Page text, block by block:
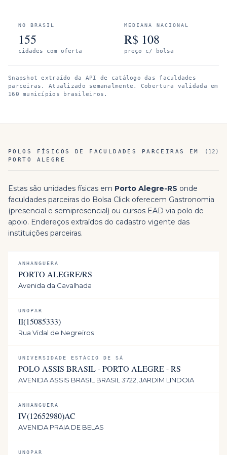
NO BRASIL
155
cidades com oferta
MEDIANA NACIONAL
R$ 108
preço c/ bolsa
Snapshot extraído da API de catálogo das faculdades
parceiras. Atualizado semanalmente. Cobertura validada em
160 municípios brasileiros.
POLOS FÍSICOS DE FACULDADES PARCEIRAS EM
PORTO ALEGRE
( 12 )
Estas são unidades físicas em Porto Alegre-RS onde
faculdades parceiras do Bolsa Click oferecem Gastronomia
(presencial e semipresencial) ou cursos EAD via polo de
apoio. Endereços extraídos do cadastro vigente das
instituições parceiras.
ANHANGUERA
PORTO ALEGRE/RS
Avenida da Cavalhada
UNOPAR
II(15085333)
Rua Vidal de Negreiros
UNIVERSIDADE ESTÁCIO DE SÁ
POLO ASSIS BRASIL - PORTO ALEGRE - RS
AVENIDA ASSIS BRASIL BRASIL 3722, JARDIM LINDOIA
ANHANGUERA
IV(12652980)AC
AVENIDA PRAIA DE BELAS
UNOPAR